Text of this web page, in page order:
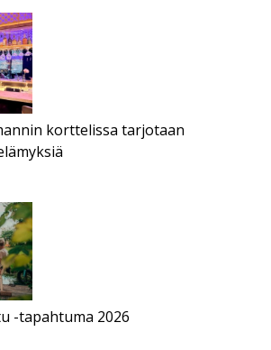
korttelissa tarjotaan
-tapahtuma 2026